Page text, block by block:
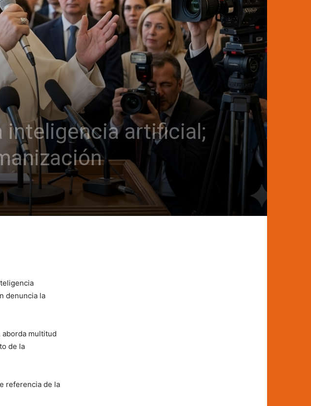
inteligencia artificial;
denuncia la
aborda multitud
de la
referencia de la